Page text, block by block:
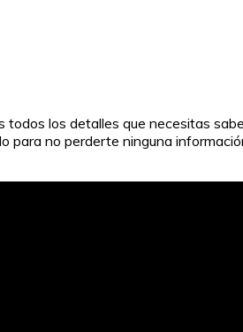
todos los detalles que necesitas
para no perderte ninguna